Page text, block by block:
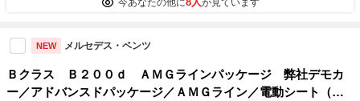
今あなたの他に が見ています
NEW メルセデス・ベンツ
Ｂクラス Ｂ２００ｄ ＡＭＧラインパッケージ 弊社デモカ
ー／アドバンスドパッケージ／ＡＭＧライン／電動シート（メ